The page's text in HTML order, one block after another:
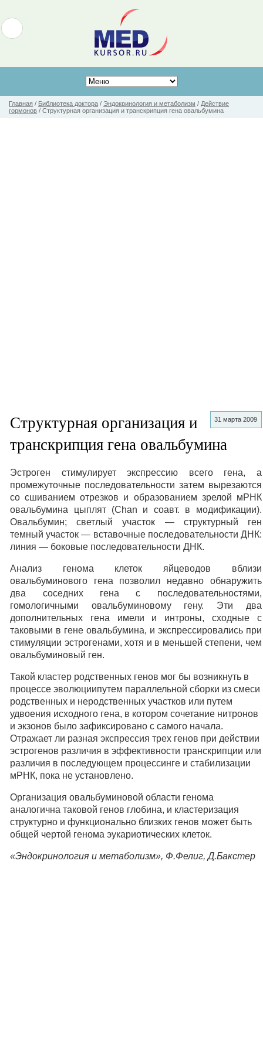
Главная / Библиотека доктора / Эндокринология и метаболизм / Действие
гормонов / Структурная организация и транскрипция гена овальбумина
31 марта 2009
Структурная организация и
транскрипция гена овальбумина
Эстроген стимулирует экспрессию всего гена, а
промежуточные последовательности затем вырезаются
со сшиванием отрезков и образованием зрелой мРНК
овальбумина цыплят (Chan и соавт. в модификации).
Oвальбумин; светлый участок — структурный ген
темный участок — вставочные последовательности ДНК:
линия — боковые последовательности ДНК.
Анализ генома клеток яйцеводов вблизи
овальбуминового гена позволил недавно обнаружить
два соседних гена с последовательностями,
гомологичными овальбуминовому гену. Эти два
дополнительных гена имели и интроны, сходные с
таковыми в гене овальбумина, и экспрессировались при
стимуляции эстрогенами, хотя и в меньшей степени, чем
овальбуминовый ген.
Такой кластер родственных генов мог бы возникнуть в
процессе эволюциипутем параллельной сборки из смеси
родственных и неродственных участков или путем
удвоения исходного гена, в котором сочетание нитронов
и экзонов было зафиксировано с самого начала.
Отражает ли разная экспрессия трех генов при действии
эстрогенов различия в эффективности транскрипции или
различия в последующем процессинге и стабилизации
мРНК, пока не установлено.
Организация овальбуминовой области генома
аналогична таковой генов глобина, и кластеризация
структурно и функционально близких генов может быть
общей чертой генома эукариотических клеток.
«Эндокринология и метаболизм», Ф.Фелиг, Д.Бакстер